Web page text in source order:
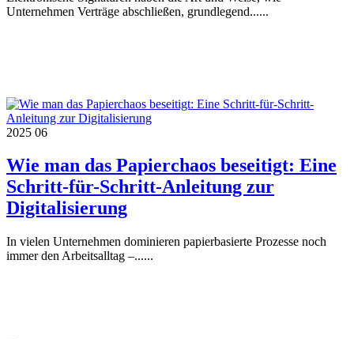
Unternehmen Verträge abschließen, grundlegend......
2025 06
Wie man das Papierchaos beseitigt: Eine
Schritt-für-Schritt-Anleitung zur
Digitalisierung
In vielen Unternehmen dominieren papierbasierte Prozesse noch
immer den Arbeitsalltag –......